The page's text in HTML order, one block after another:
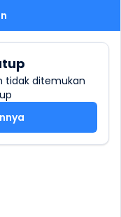
tidak ditemukan